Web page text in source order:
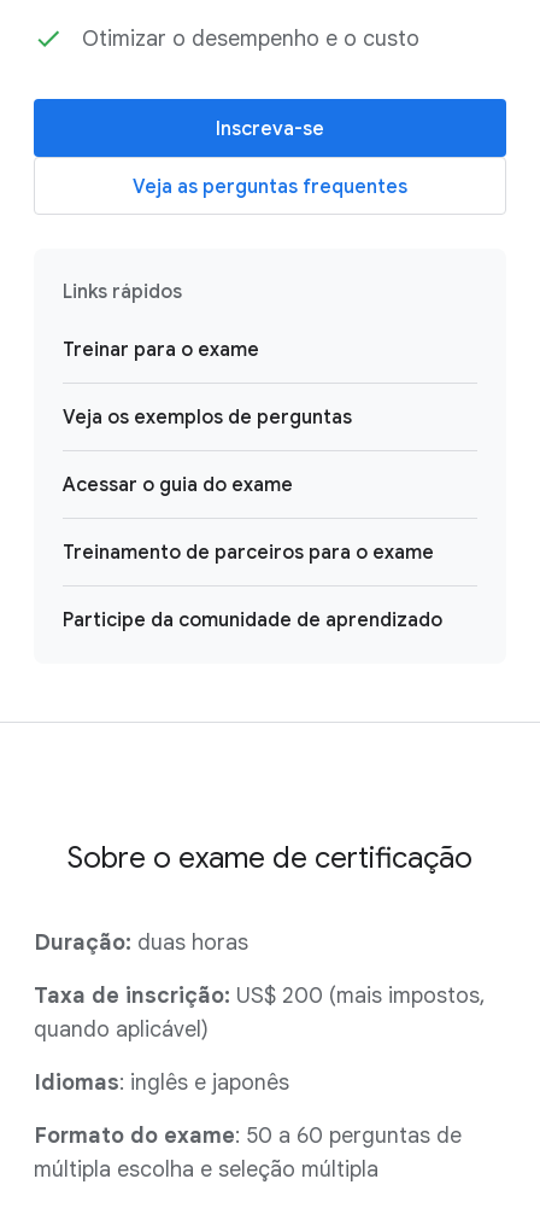
Otimizar o desempenho e o custo
Inscreva-se
Veja as perguntas frequentes
Links rápidos
Treinar para o exame
Veja os exemplos de perguntas
Acessar o guia do exame
Treinamento de parceiros para o exame
Participe da comunidade de aprendizado
Sobre o exame de certificação
Duração: duas horas
Taxa de inscrição: US$ 200 (mais impostos,
quando aplicável)
Idiomas: inglês e japonês
Formato do exame: 50 a 60 perguntas de
múltipla escolha e seleção múltipla